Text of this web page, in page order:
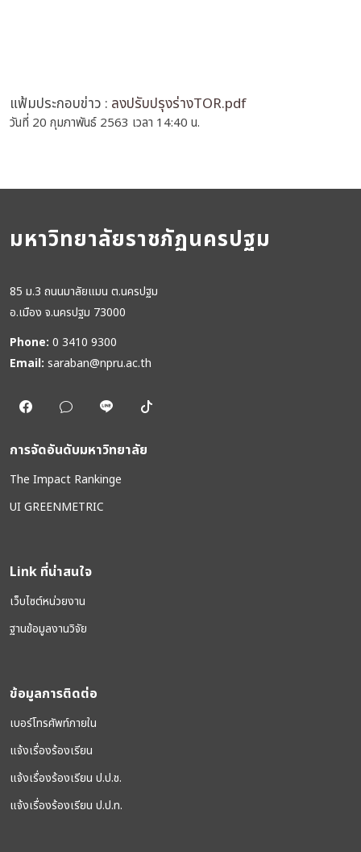
แฟ้มประกอบข่าว : ลงปรับปรุงร่างTOR.pdf
วันที่ 20 กุมภาพันธ์ 2563 เวลา 14:40 น.
มหาวิทยาลัยราชภัฏนครปฐม
85 ม.3 ถนนมาลัยแมน ต.นครปฐม
อ.เมือง จ.นครปฐม 73000
Phone: 0 3410 9300
Email: saraban@npru.ac.th
การจัดอันดับมหาวิทยาลัย
The Impact Rankinge
UI GREENMETRIC
Link ที่น่าสนใจ
เว็บไซต์หน่วยงาน
ฐานข้อมูลงานวิจัย
ข้อมูลการติดต่อ
เบอร์โทรศัพท์ภายใน
แจ้งเรื่องร้องเรียน
แจ้งเรื่องร้องเรียน ป.ป.ช.
แจ้งเรื่องร้องเรียน ป.ป.ท.